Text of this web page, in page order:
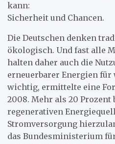
kann:
Sicherheit und Chancen.
Die Deutschen denken
ökologisch. Und fast alle
halten daher auch die
erneuerbarer Energien
wichtig, ermittelte eine
2008. Mehr als 20
regenerativen
Stromversorgung
das Bundesministerium